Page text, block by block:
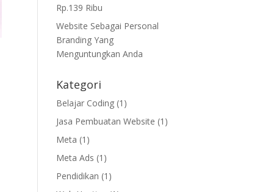
Rp.139 Ribu
Website Sebagai Personal
Branding Yang
Menguntungkan Anda
Kategori
Belajar Coding (1)
Jasa Pembuatan Website (1)
Meta (1)
Meta Ads (1)
Pendidikan (1)